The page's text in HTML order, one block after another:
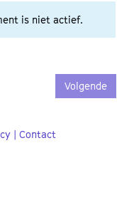
is niet actief.
Volgende
| Contact